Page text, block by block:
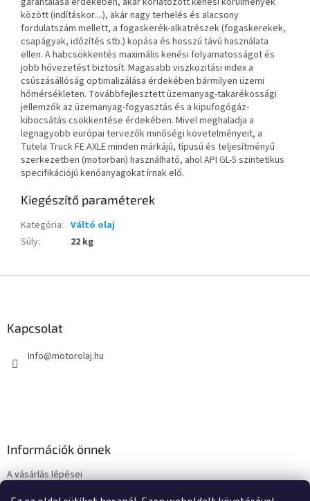
között (indításkor....), akár nagy terhelés és alacsony
fordulatszám mellett, a fogaskerék-alkatrészek (fogaskerekek,
csapágyak, időzítés stb.) kopása és hosszú távú használata
ellen. A habcsökkentés maximális kenési folyamatosságot és
jobb hővezetést biztosít. Magasabb viszkozitási index a
csúszásállóság optimalizálása érdekében bármilyen üzemi
hőmérsékleten. Továbbfejlesztett üzemanyag-takarékossági
jellemzők az üzemanyag-fogyasztás és a kipufogógáz-
kibocsátás csökkentése érdekében. Mivel meghaladja a
legnagyobb európai tervezők minőségi követelményeit, a
Tutela Truck FE AXLE minden márkájú, típusú és teljesítményű
szerkezetben (motorban) használható, ahol API GL-5 szintetikus
specifikációjú kenőanyagokat írnak elő.
Kiegészítő paraméterek
Kategória: Váltó olaj
Súly: 22 kg
Kapcsolat
Info@motorolaj.hu
Információk önnek
A vásárlás lépései